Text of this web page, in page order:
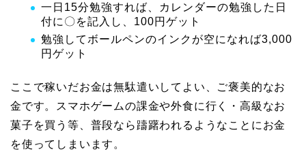
一日15分勉強すれば、カレンダーの勉強した日
付に〇を記入し、100円ゲット
勉強してボールペンのインクが空になれば3,000
円ゲット
ここで稼いだお金は無駄遣いしてよい、ご褒美的なお
金です。スマホゲームの課金や外食に行く・高級なお
菓子を買う等、普段なら躊躇われるようなことにお金
を使ってしまいます。